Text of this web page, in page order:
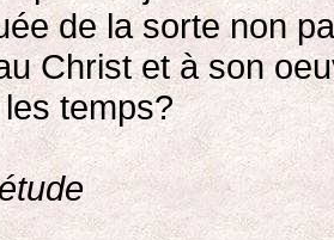
de la sorte non
Christ et à son
temps?